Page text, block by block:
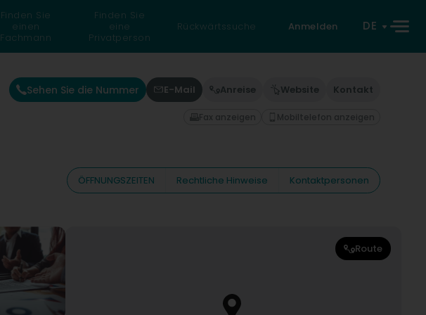
Finden Sie
einen
Fachmann
Finden Sie
eine
Privatperson
Rückwärtssuche Anmelden DE
Sehen Sie die Nummer E-Mail Anreise Website Kontakt
Fax anzeigen Mobiltelefon anzeigen
ÖFFNUNGSZEITEN Rechtliche Hinweise Kontaktpersonen
Route